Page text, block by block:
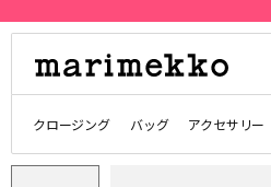
クロージング バッグ アクセサリー